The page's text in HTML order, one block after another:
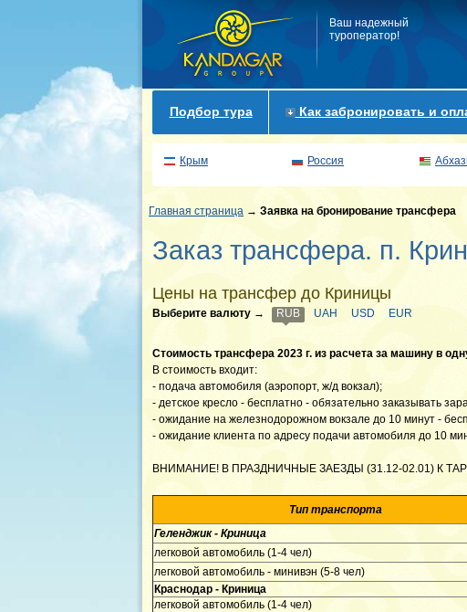
Ваш надежный
туроператор!
Подбор тура Как забронировать и
Крым Россия
Главная страница → Заявка на бронирование трансфера
Заказ трансфера. п.
Цены на трансфер до Криницы
Выберите валюту → RUB UAH USD EUR
Стоимость трансфера 2023 г. из расчета за машину в
В стоимость входит:
- подача автомобиля (аэропорт, ж/д вокзал);
- детское кресло - бесплатно - обязательно заказывать
- ожидание на железнодорожном вокзале до 10 минут -
- ожидание клиента по адресу подачи автомобиля до 10
ВНИМАНИЕ! В ПРАЗДНИЧНЫЕ ЗАЕЗДЫ (31.12-02.01) К
Тип транспорта
Геленджик - Криница
легковой автомобиль (1-4 чел)
легковой автомобиль - минивэн (5-8 чел)
Краснодар - Криница
легковой автомобиль (1-4 чел)